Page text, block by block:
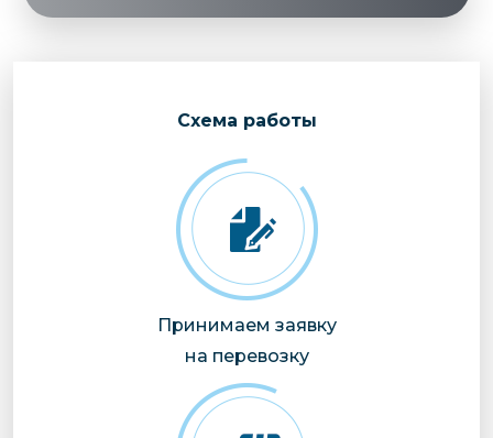
Cхема работы
Принимаем заявку
на перевозку